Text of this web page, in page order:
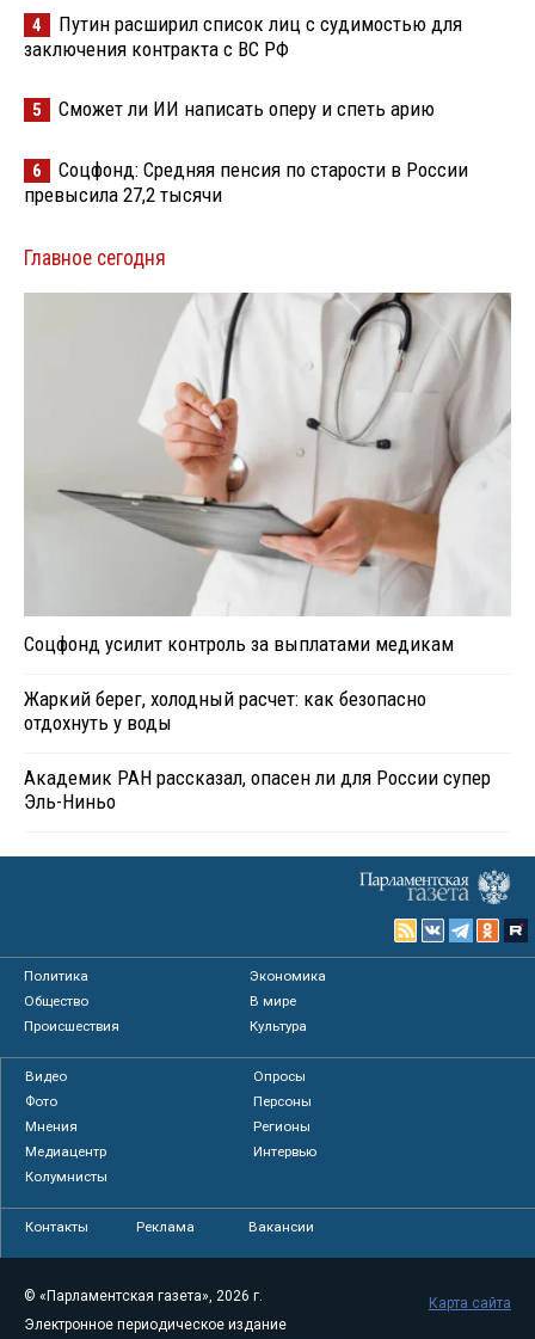
4
Путин расширил список лиц с судимостью для
заключения контракта с ВС РФ
5 Сможет ли ИИ написать оперу и спеть арию
6
Соцфонд: Средняя пенсия по старости в России
превысила 27,2 тысячи
Главное сегодня
Соцфонд усилит контроль за выплатами медикам
Жаркий берег, холодный расчет: как безопасно
отдохнуть у воды
Академик РАН рассказал, опасен ли для России супер
Эль-Ниньо
Политика
Экономика
Общество
В мире
Происшествия
Культура
Видео
Опросы
Фото
Персоны
Мнения
Регионы
Медиацентр
Интервью
Колумнисты
Контакты Реклама Вакансии
© «Парламентская газета», 2026 г.
Электронное периодическое издание
Карта сайта